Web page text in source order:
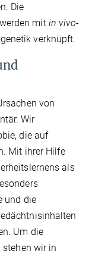
Die
mit in vivo-
verknüpft.
von
Wir
die auf
Mit ihrer Hilfe
als
und die
Um die
stehen wir in